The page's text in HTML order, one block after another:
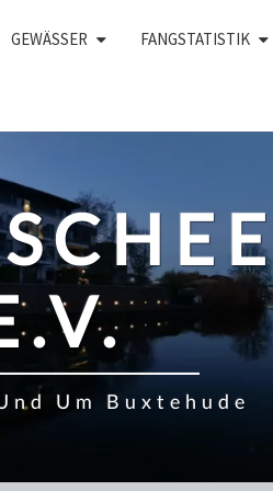
GEWÄSSER FANGSTATISTIK
Um Buxtehude